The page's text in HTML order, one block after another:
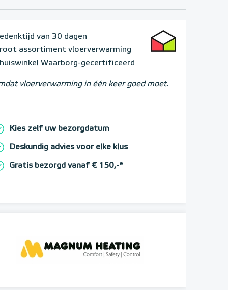
van 30 dagen
assortiment vloerverwarming
Waarborg-gecertificeerd
vloerverwarming in één keer goed moet.
Kies zelf uw bezorgdatum
Deskundig advies voor elke klus
Gratis bezorgd vanaf € 150,-*